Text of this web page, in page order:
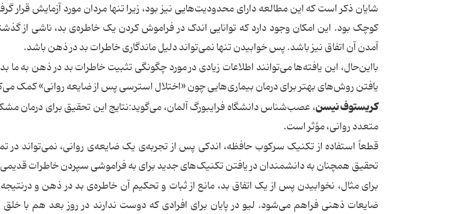
شایان ذکر است که این مطالعه دارای محدودیت‌هایی نیز بود، زیرا تنها مردان مورد آزمایش قرار
کوچک بود. این امکان وجود دارد که توانایی اندک در فراموش‌ کردن یک خاطره‌ی بد، ناشی از
آمدن آن اتفاق نیز باشد. پس خوابیدن تنها نمی‌تواند دلیل ماندگاری خاطرات بد در ذهن باشد.
بااین‌حال، این یافته‌ها می‌توانند اطلاعات زیادی در مورد چگونگی تثبیت خاطرات بد در ذهن به ما
یافتن روش‌های بهتر برای درمان بیماری‌هایی چون «اختلال استرسی پس از ضایعه روانی» کمک
کریستوف نیسن، عصب‌شناس دانشگاه فرایبورگ آلمان، می‌گوید:نتایج این تحقیق برای درمان
متعدد روانی، مؤثر است.
قطعاً استفاده از تکنیک سرکوب حافظه، اندکی پس از تجربه‌ی یک ضایعه‌ی روانی، نمی‌تواند در
تحقیق همچنان به دانشمندان در یافتن تکنیک‌های جدید برای به فراموشی سپردن خاطرات
برای مثال، نخوابیدن پس از یک اتفاق بد، مانع از ثبات و تحکیم آن خاطره‌ی بد در ذهن و
ضایعات ذهنی فراهم می‌شود. لیو در پایان برای افرادی که دوست ندارند در روز بعد هم با خلق